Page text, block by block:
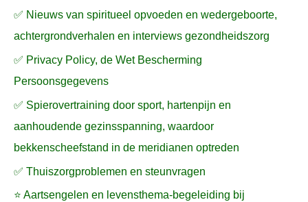
✅ Nieuws van spiritueel opvoeden en wedergeboorte,
achtergrondverhalen en interviews gezondheidszorg
✅ Privacy Policy, de Wet Bescherming
Persoonsgegevens
✅ Spierovertraining door sport, hartenpijn en
aanhoudende gezinsspanning, waardoor
bekkenscheefstand in de meridianen optreden
✅ Thuiszorgproblemen en steunvragen
⭐ Aartsengelen en levensthema-begeleiding bij